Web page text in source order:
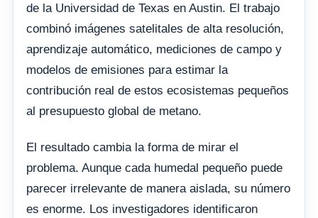
de la Universidad de Texas en Austin. El trabajo
combinó imágenes satelitales de alta resolución,
aprendizaje automático, mediciones de campo y
modelos de emisiones para estimar la
contribución real de estos ecosistemas pequeños
al presupuesto global de metano.
El resultado cambia la forma de mirar el
problema. Aunque cada humedal pequeño puede
parecer irrelevante de manera aislada, su número
es enorme. Los investigadores identificaron